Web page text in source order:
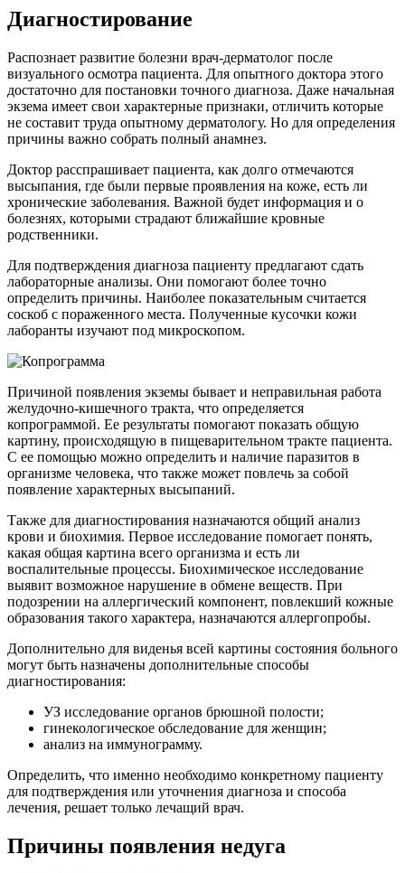
Диагностирование
Распознает развитие болезни врач-дерматолог после
визуального осмотра пациента. Для опытного доктора этого
достаточно для постановки точного диагноза. Даже начальная
экзема имеет свои характерные признаки, отличить которые
не составит труда опытному дерматологу. Но для определения
причины важно собрать полный анамнез.
Доктор расспрашивает пациента, как долго отмечаются
высыпания, где были первые проявления на коже, есть ли
хронические заболевания. Важной будет информация и о
болезнях, которыми страдают ближайшие кровные
родственники.
Для подтверждения диагноза пациенту предлагают сдать
лабораторные анализы. Они помогают более точно
определить причины. Наиболее показательным считается
соскоб с пораженного места. Полученные кусочки кожи
лаборанты изучают под микроскопом.
Причиной появления экземы бывает и неправильная работа
желудочно-кишечного тракта, что определяется
копрограммой. Ее результаты помогают показать общую
картину, происходящую в пищеварительном тракте пациента.
С ее помощью можно определить и наличие паразитов в
организме человека, что также может повлечь за собой
появление характерных высыпаний.
Также для диагностирования назначаются общий анализ
крови и биохимия. Первое исследование помогает понять,
какая общая картина всего организма и есть ли
воспалительные процессы. Биохимическое исследование
выявит возможное нарушение в обмене веществ. При
подозрении на аллергический компонент, повлекший кожные
образования такого характера, назначаются аллергопробы.
Дополнительно для виденья всей картины состояния больного
могут быть назначены дополнительные способы
диагностирования:
УЗ исследование органов брюшной полости;
гинекологическое обследование для женщин;
анализ на иммунограмму.
Определить, что именно необходимо конкретному пациенту
для подтверждения или уточнения диагноза и способа
лечения, решает только лечащий врач.
Причины появления недуга